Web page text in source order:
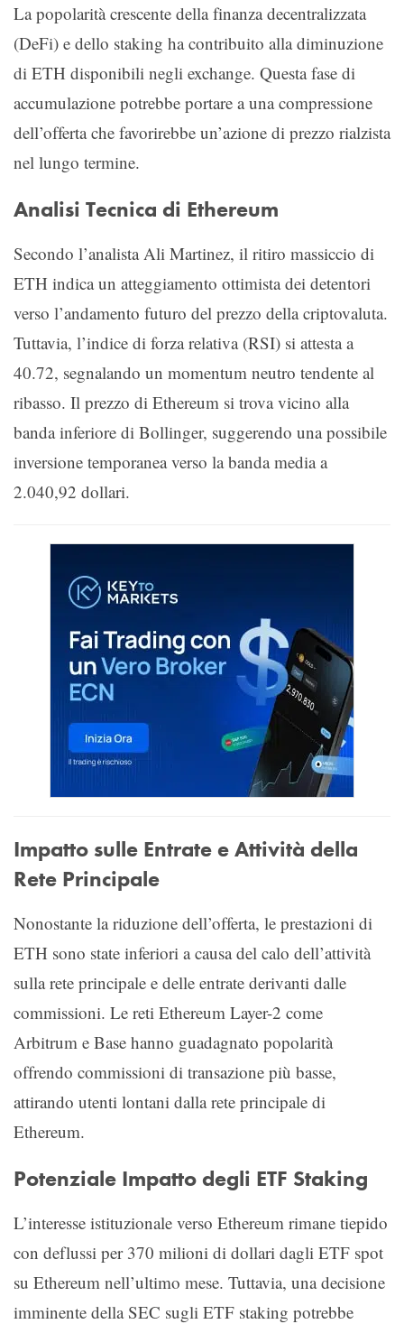
La popolarità crescente della finanza decentralizzata
(DeFi) e dello staking ha contribuito alla diminuzione
di ETH disponibili negli exchange. Questa fase di
accumulazione potrebbe portare a una compressione
dell’offerta che favorirebbe un’azione di prezzo rialzista
nel lungo termine.
Analisi Tecnica di Ethereum
Secondo l’analista Ali Martinez, il ritiro massiccio di
ETH indica un atteggiamento ottimista dei detentori
verso l’andamento futuro del prezzo della criptovaluta.
Tuttavia, l’indice di forza relativa (RSI) si attesta a
40.72, segnalando un momentum neutro tendente al
ribasso. Il prezzo di Ethereum si trova vicino alla
banda inferiore di Bollinger, suggerendo una possibile
inversione temporanea verso la banda media a
2.040,92 dollari.
Impatto sulle Entrate e Attività della
Rete Principale
Nonostante la riduzione dell’offerta, le prestazioni di
ETH sono state inferiori a causa del calo dell’attività
sulla rete principale e delle entrate derivanti dalle
commissioni. Le reti Ethereum Layer-2 come
Arbitrum e Base hanno guadagnato popolarità
offrendo commissioni di transazione più basse,
attirando utenti lontani dalla rete principale di
Ethereum.
Potenziale Impatto degli ETF Staking
L’interesse istituzionale verso Ethereum rimane tiepido
con deflussi per 370 milioni di dollari dagli ETF spot
su Ethereum nell’ultimo mese. Tuttavia, una decisione
imminente della SEC sugli ETF staking potrebbe